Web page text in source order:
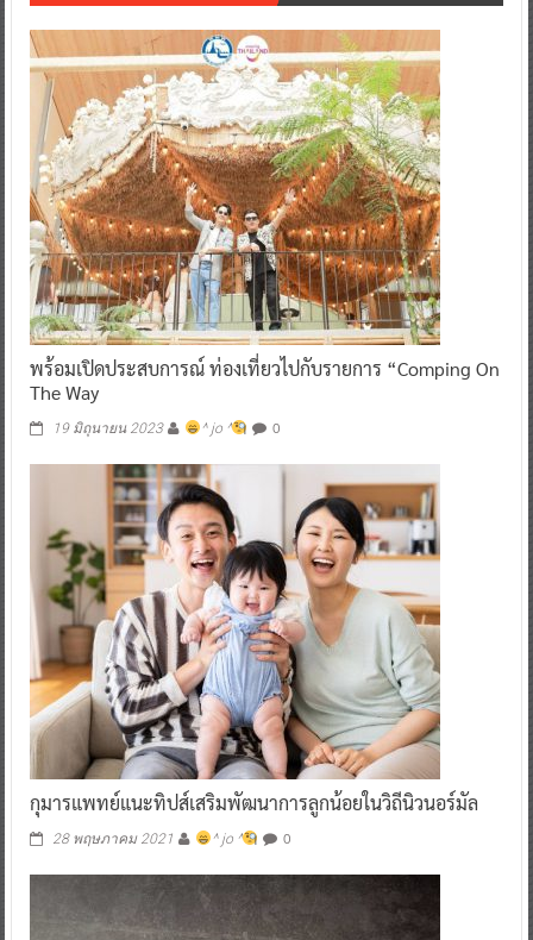
พร้อมเปิดประสบการณ์ ท่องเที่ยวไปกับรายการ “Comping On
The Way
19 มิถุนายน 2023 ^ jo ^ 0
กุมารแพทย์แนะทิปส์เสริมพัฒนาการลูกน้อยในวิถีนิวนอร์มัล
28 พฤษภาคม 2021 ^ jo ^ 0